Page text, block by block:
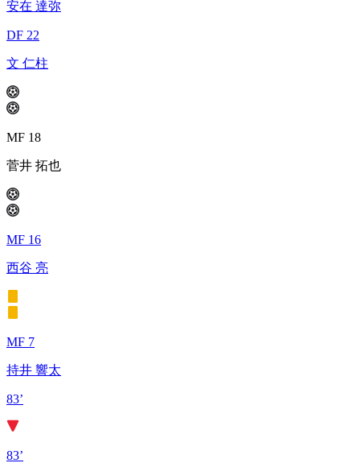
安在 達弥
DF 22
文 仁柱
MF 18
菅井 拓也
MF 16
西谷 亮
MF 7
持井 響太
83’
83’